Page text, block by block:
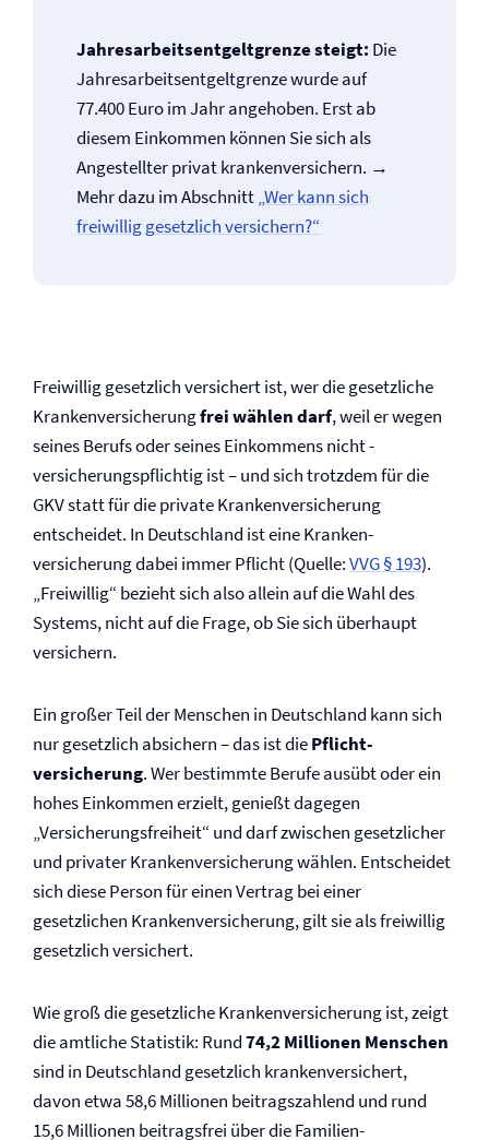
Jahresarbeitsentgeltgrenze steigt: Die
Jahresarbeitsentgeltgrenze wurde auf
77.400 Euro im Jahr angehoben. Erst ab
diesem Einkommen können Sie sich als
Angestellter privat krankenversichern. →
Mehr dazu im Abschnitt„Wer kann sich
freiwillig gesetzlich versichern?“
Freiwillig gesetzlich versichert ist, wer die gesetzliche
Kranken­versicherungfrei wählen darf, weil er wegen
seines Berufs oder seines Einkommens nicht ­
versicherungspflichtig ist – und sich trotzdem für die
GKV statt für die private Kranken­versicherung
entscheidet. In Deutschland ist eine Kranken­
versicherung dabei immer Pflicht (Quelle:VVG § 193).
„Freiwillig“ bezieht sich also allein auf die Wahl des
Systems, nicht auf die Frage, ob Sie sich überhaupt
versichern.
Ein großer Teil der Menschen in Deutschland kann sich
nur gesetzlich absichern – das ist diePflicht­
versicherung. Wer bestimmte Berufe ausübt oder ein
hohes Einkommen erzielt, genießt dagegen
„Versicherungsfreiheit“ und darf zwischen gesetzlicher
und privater Kranken­versicherung wählen. Entscheidet
sich diese Person für einen Vertrag bei einer
gesetzlichen Kranken­versicherung, gilt sie als freiwillig
gesetzlich versichert.
Wie groß die gesetzliche Kranken­versicherung ist, zeigt
die amtliche Statistik: Rund74,2 Millionen Menschen
sind in Deutschland gesetzlich krankenversichert,
davon etwa 58,6 Millionen beitragszahlend und rund
15,6 Millionen beitragsfrei über die Familien­